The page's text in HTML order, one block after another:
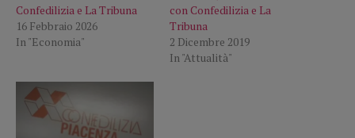
Confedilizia e La Tribuna
16 Febbraio 2026
In "Economia"
con Confedilizia e La
Tribuna
2 Dicembre 2019
In "Attualità"